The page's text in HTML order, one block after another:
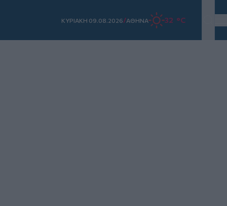
ΚΥΡΙΑΚΗ 09.08.2026/ΑΘΗΝΑ 32 °C